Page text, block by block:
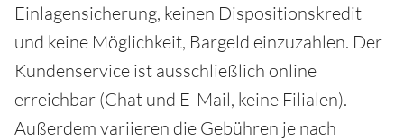
Einlagensicherung, keinen Dispositionskredit
und keine Möglichkeit, Bargeld einzuzahlen. Der
Kundenservice ist ausschließlich online
erreichbar (Chat und E-Mail, keine Filialen).
Außerdem variieren die Gebühren je nach